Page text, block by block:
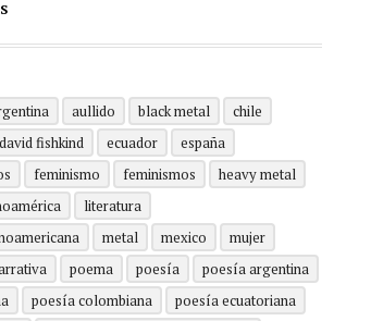
aullido black metal
chile
david fishkind ecuador
españa
feminismo feminismos
heavy metal
literatura
metal mexico
mujer
poema poesía
poesía argentina
poesía colombiana
poesía ecuatoriana